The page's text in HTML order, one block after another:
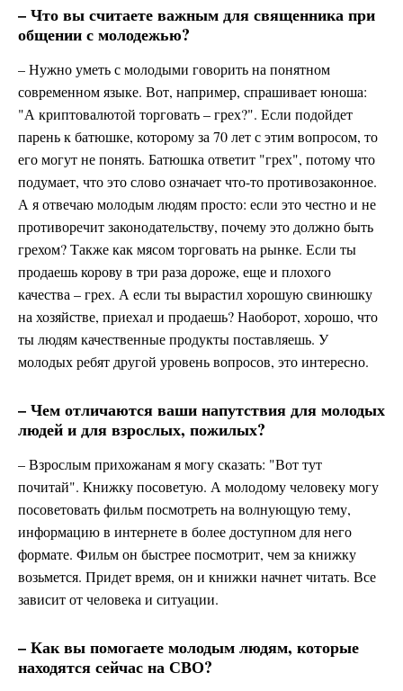
– Что вы считаете важным для священника при
общении с молодежью?
– Нужно уметь с молодыми говорить на понятном
современном языке. Вот, например, спрашивает юноша:
"А криптовалютой торговать – грех?". Если подойдет
парень к батюшке, которому за 70 лет с этим вопросом, то
его могут не понять. Батюшка ответит "грех", потому что
подумает, что это слово означает что-то противозаконное.
А я отвечаю молодым людям просто: если это честно и не
противоречит законодательству, почему это должно быть
грехом? Также как мясом торговать на рынке. Если ты
продаешь корову в три раза дороже, еще и плохого
качества – грех. А если ты вырастил хорошую свинюшку
на хозяйстве, приехал и продаешь? Наоборот, хорошо, что
ты людям качественные продукты поставляешь. У
молодых ребят другой уровень вопросов, это интересно.
– Чем отличаются ваши напутствия для молодых
людей и для взрослых, пожилых?
– Взрослым прихожанам я могу сказать: "Вот тут
почитай". Книжку посоветую. А молодому человеку могу
посоветовать фильм посмотреть на волнующую тему,
информацию в интернете в более доступном для него
формате. Фильм он быстрее посмотрит, чем за книжку
возьмется. Придет время, он и книжки начнет читать. Все
зависит от человека и ситуации.
– Как вы помогаете молодым людям, которые
находятся сейчас на СВО?